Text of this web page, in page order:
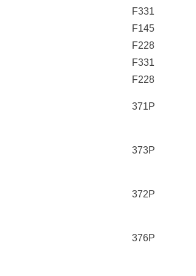
F331
F145
F228
F331
F228
371P
373P
372P
376P